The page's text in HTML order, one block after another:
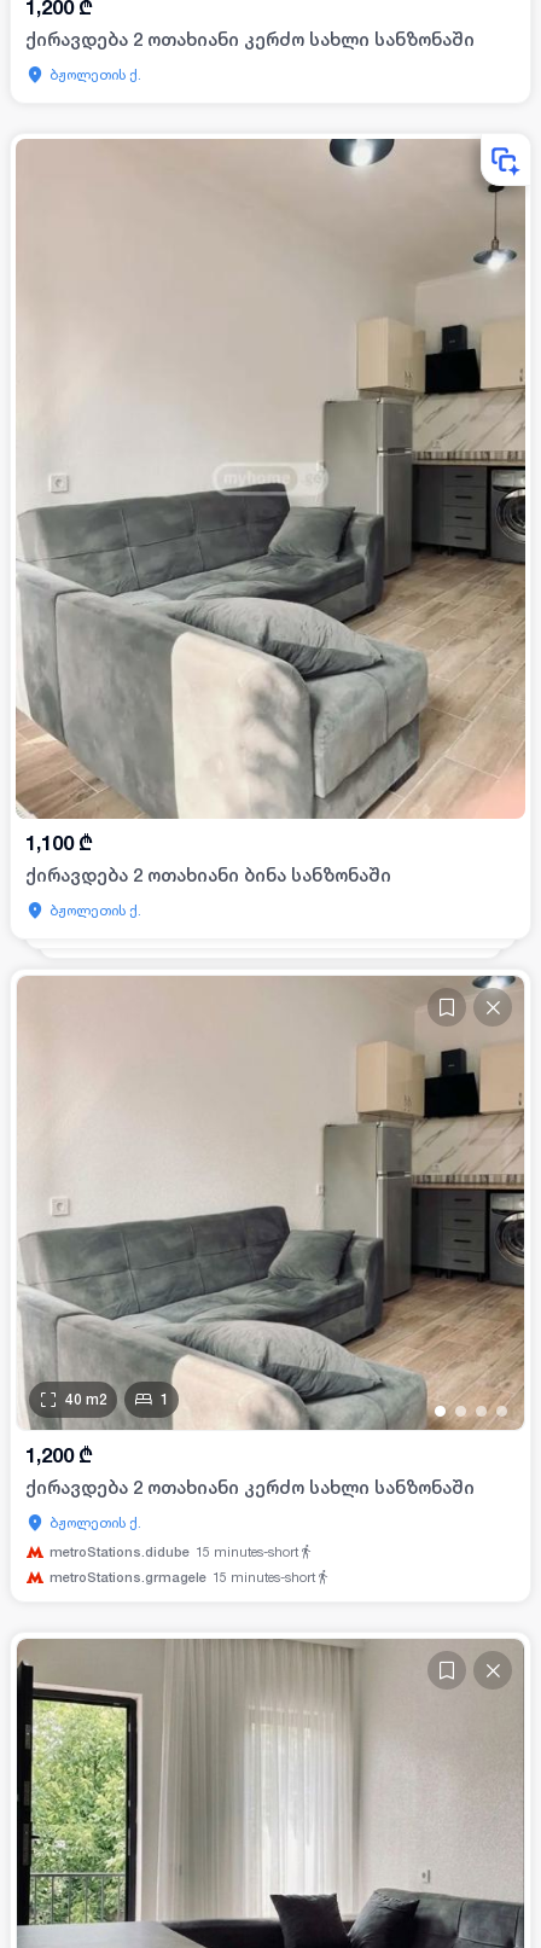
1,200 ₾
ქირავდება 2 ოთახიანი კერძო სახლი სანზონაში
ბჟოლეთის ქ.
1,100 ₾
ქირავდება 2 ოთახიანი ბინა სანზონაში
ბჟოლეთის ქ.
•• ••
40 m2 1
1,200 ₾
ქირავდება 2 ოთახიანი კერძო სახლი სანზონაში
ბჟოლეთის ქ.
metroStations.didube 15 minutes-short
metroStations.grmagele 15 minutes-short